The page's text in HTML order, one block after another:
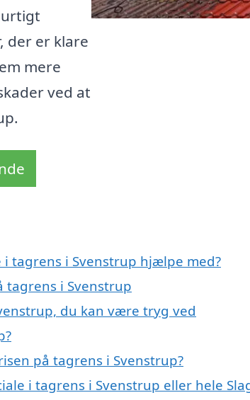
der er klare
mere
ved at
tagrens i Svenstrup hjælpe med?
i Svenstrup
du kan være tryg ved
på tagrens i Svenstrup?
i tagrens i Svenstrup eller hele